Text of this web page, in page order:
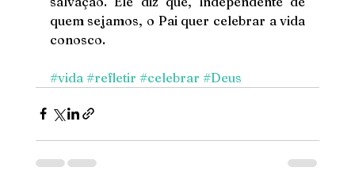
quem sejamos, o Pai quer celebrar a vida
conosco.
#vida #refletir #celebrar #Deus